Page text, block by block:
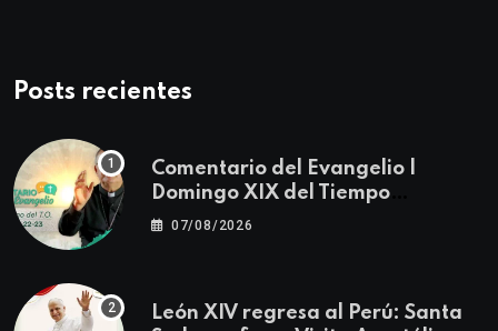
Posts recientes
Comentario del Evangelio |
Domingo XIX del Tiempo
Ordinario | Mateo 14, 22-23
07/08/2026
León XIV regresa al Perú: Santa